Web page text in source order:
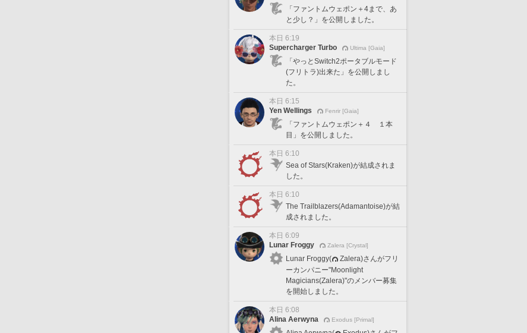
「ファントムウェポン＋4まで、あ
と少し？」を公開しました。
本日 6:19
Supercharger Turbo
Ultima [Gaia]
「やっとSwitch2ポータブルモード
(フリトラ)出来た」を公開しまし
た。
本日 6:15
Yen Wellings
Fenrir [Gaia]
「ファントムウェポン＋４ １本
目」を公開しました。
本日 6:10
Sea of Stars(Kraken)が結成されま
した。
本日 6:10
The Trailblazers(Adamantoise)が結
成されました。
本日 6:09
Lunar Froggy
Zalera [Crystal]
Lunar Froggy(
Zalera)さんがフリ
ーカンパニー"Moonlight
Magicians(Zalera)"のメンバー募集
を開始しました。
本日 6:08
Alina Aerwyna
Exodus [Primal]